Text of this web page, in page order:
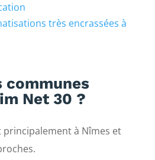
très encrassées à
communes
Net 30 ?
principalement à Nîmes et